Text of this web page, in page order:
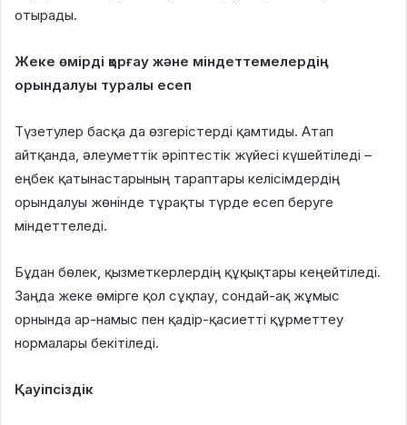
отырады.
Жеке өмірді қорғау және міндеттемелердің
орындалуы туралы есеп
Түзетулер басқа да өзгерістерді қамтиды. Атап
айтқанда, әлеуметтік әріптестік жүйесі күшейтіледі –
еңбек қатынастарының тараптары келісімдердің
орындалуы жөнінде тұрақты түрде есеп беруге
міндеттеледі.
Бұдан бөлек, қызметкерлердің құқықтары кеңейтіледі.
Заңда жеке өмірге қол сұқпау, сондай-ақ жұмыс
орнында ар-намыс пен қадір-қасиетті құрметтеу
нормалары бекітіледі.
Қауіпсіздік